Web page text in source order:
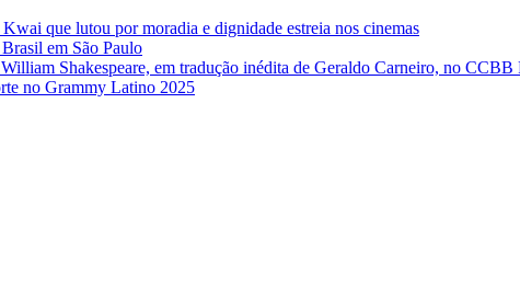
que lutou por moradia e dignidade estreia nos cinemas
em São Paulo
Shakespeare, em tradução inédita de Geraldo Carneiro, no CCBB
no Grammy Latino 2025